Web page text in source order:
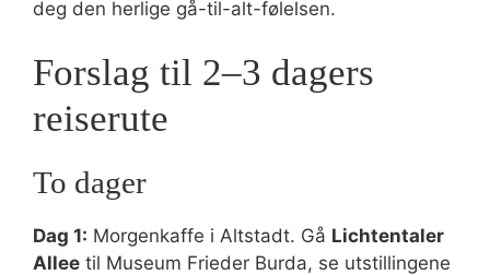
deg den herlige gå-til-alt-følelsen.
Forslag til 2–3 dagers
reiserute
To dager
Dag 1: Morgenkaffe i Altstadt. Gå Lichtentaler
Allee til Museum Frieder Burda, se utstillingene